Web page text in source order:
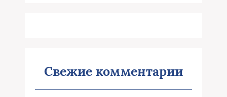
Свежие комментарии